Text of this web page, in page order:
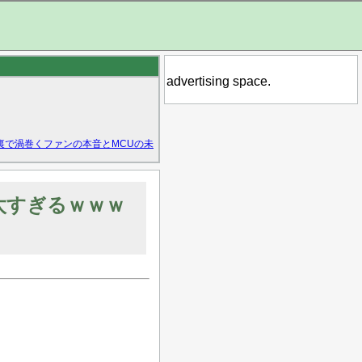
で渦巻くファンの本音とMCUの未
ぎるｗｗｗ
advertising space.